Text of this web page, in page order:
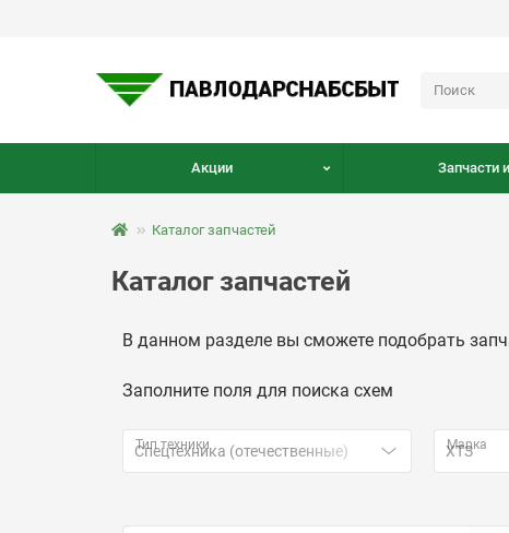
Акции Запчасти
Каталог запчастей
Каталог запчастей
В данном разделе вы сможете подобрать
Заполните поля для поиска схем
Тип техники Марка